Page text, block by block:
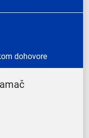
dohovore